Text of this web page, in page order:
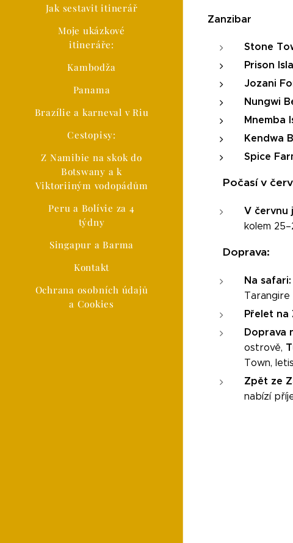
Jak sestavit itinerář
Moje ukázkové
itineráře:
Kambodža
Panama
Brazílie a karneval v Riu
Cestopisy:
Z Namibie na skok do
Botswany a k
Viktoriiným vodopádům
Peru a Bolívie za 4
týdny
Singapur a Barma
Kontakt
Ochrana osobních údajů
a Cookies
Zanzibar
Stone
Prison
Jozani
Nungwi
Mnemba
Kendwa
Spice
Počasí v
V červnu
kolem
Doprava:
Na safari:
Tarangire
Přelet na
Doprava
ostrově,
Town,
Zpět ze
nabízí